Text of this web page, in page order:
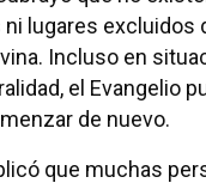
lugares excluidos
Incluso en
el Evangelio
de nuevo.
que muchas